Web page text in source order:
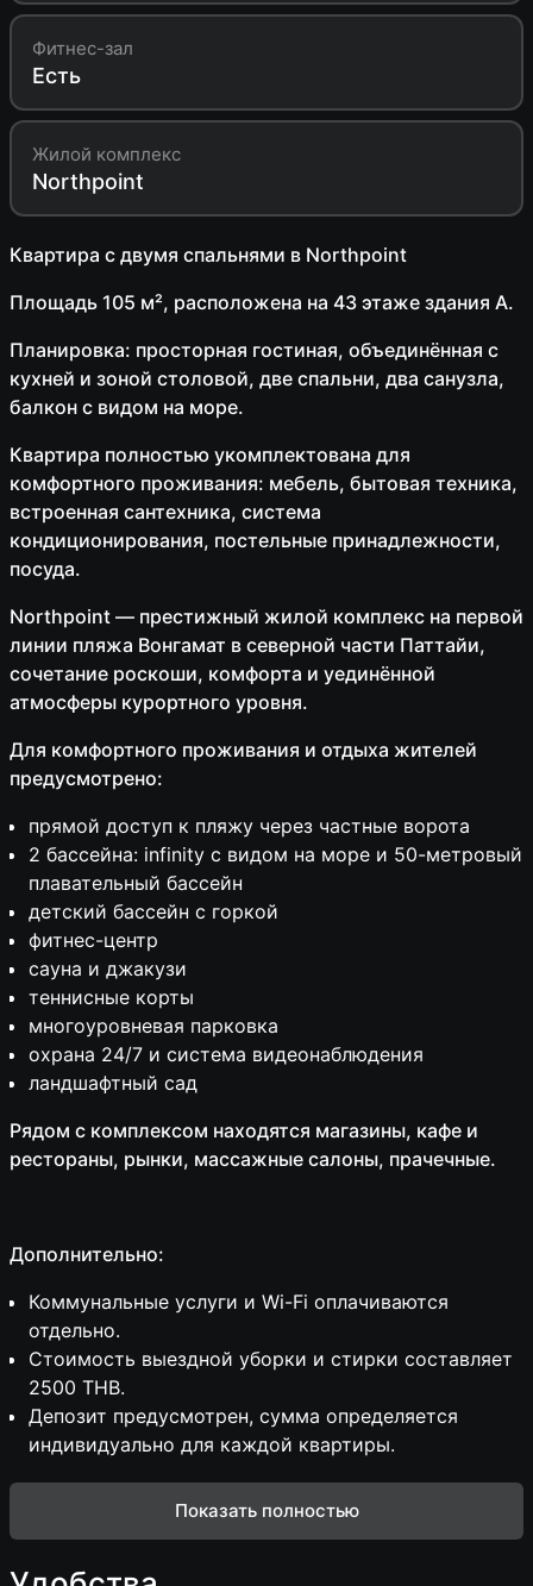
Фитнес-зал
Есть
Жилой комплекс
Northpoint
Квартира с двумя спальнями в Northpoint
Площадь 105 м², расположена на 43 этаже здания A.
Планировка: просторная гостиная, объединённая с
кухней и зоной столовой, две спальни, два санузла,
балкон с видом на море.
Квартира полностью укомплектована для
комфортного проживания: мебель, бытовая техника,
встроенная сантехника, система
кондиционирования, постельные принадлежности,
посуда.
Northpoint — престижный жилой комплекс на первой
линии пляжа Вонгамат в северной части Паттайи,
сочетание роскоши, комфорта и уединённой
атмосферы курортного уровня.
Для комфортного проживания и отдыха жителей
предусмотрено:
прямой доступ к пляжу через частные ворота
2 бассейна: infinity с видом на море и 50-метровый
плавательный бассейн
детский бассейн с горкой
фитнес-центр
сауна и джакузи
теннисные корты
многоуровневая парковка
охрана 24/7 и система видеонаблюдения
ландшафтный сад
Рядом с комплексом находятся магазины, кафе и
рестораны, рынки, массажные салоны, прачечные.
Дополнительно:
Коммунальные услуги и Wi-Fi оплачиваются
отдельно.
Стоимость выездной уборки и стирки составляет
2500 THB.
Депозит предусмотрен, сумма определяется
индивидуально для каждой квартиры.
Показать полностью